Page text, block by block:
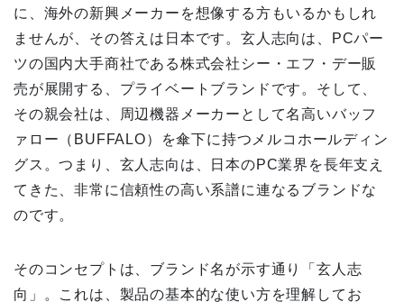
に、海外の新興メーカーを想像する方もいるかもしれ
ませんが、その答えは日本です。玄人志向は、PCパー
ツの国内大手商社である株式会社シー・エフ・デー販
売が展開する、プライベートブランドです。そして、
その親会社は、周辺機器メーカーとして名高いバッフ
ァロー（BUFFALO）を傘下に持つメルコホールディン
グス。つまり、玄人志向は、日本のPC業界を長年支え
てきた、非常に信頼性の高い系譜に連なるブランドな
のです。
そのコンセプトは、ブランド名が示す通り「玄人志
向」。これは、製品の基本的な使い方を理解してお